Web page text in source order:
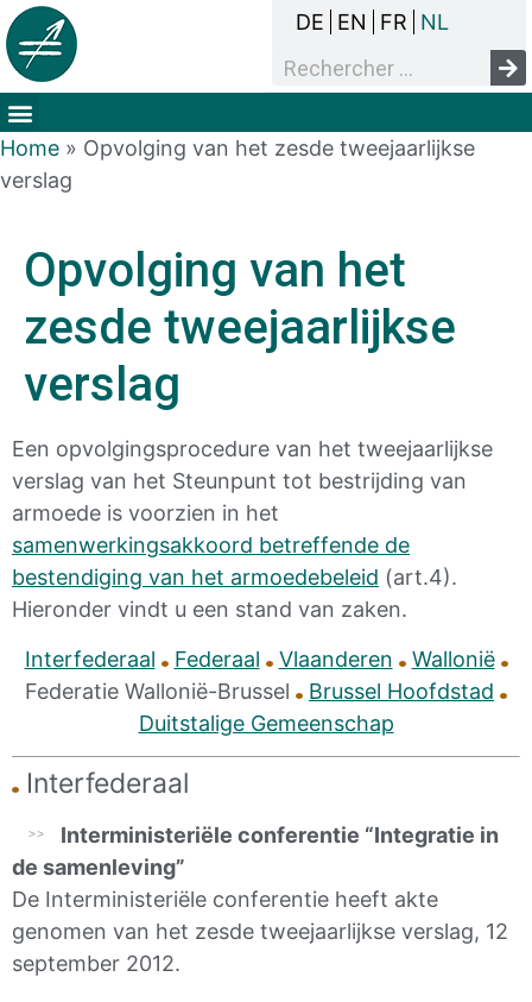
DE EN FR NL
Home » Opvolging van het zesde tweejaarlijkse
verslag
Opvolging van het
zesde tweejaarlijkse
verslag
Een opvolgingsprocedure van het tweejaarlijkse
verslag van het Steunpunt tot bestrijding van
armoede is voorzien in het
samenwerkingsakkoord betreffende de
bestendiging van het armoedebeleid (art.4).
Hieronder vindt u een stand van zaken.
Interfederaal
Federaal Vlaanderen
Wallonië
Federatie Wallonië-Brussel
Brussel Hoofdstad
Duitstalige Gemeenschap
Interfederaal
Interministeriële conferentie “Integratie in
de samenleving”
De Interministeriële conferentie heeft akte
genomen van het zesde tweejaarlijkse verslag, 12
september 2012.